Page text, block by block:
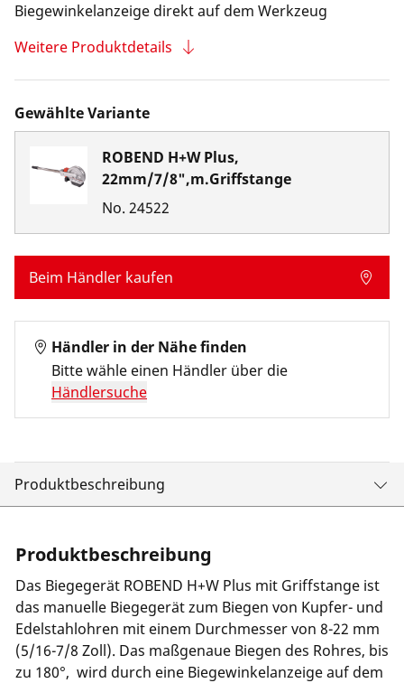
Biegewinkelanzeige direkt auf dem Werkzeug
Weitere Produktdetails
Gewählte Variante
ROBEND H+W Plus,
22mm/7/8",m.Griffstange
No. 24522
Beim Händler kaufen
Händler in der Nähe finden
Bitte wähle einen Händler über die
Händlersuche
Produktbeschreibung
Produktbeschreibung
Das Biegegerät ROBEND H+W Plus mit Griffstange ist
das manuelle Biegegerät zum Biegen von Kupfer- und
Edelstahlohren mit einem Durchmesser von 8-22 mm
(5/16-7/8 Zoll). Das maßgenaue Biegen des Rohres, bis
zu 180°, wird durch eine Biegewinkelanzeige auf dem